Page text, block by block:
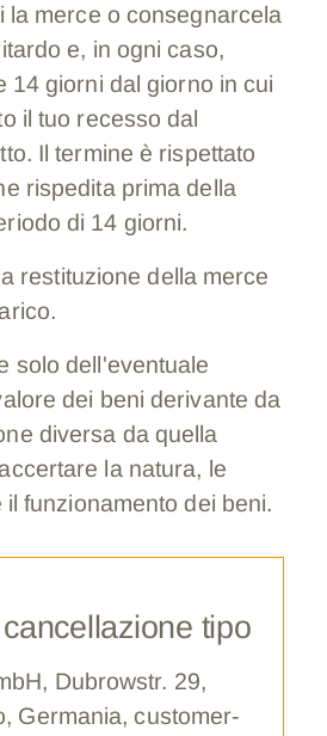
la merce o consegnarcela
e, in ogni caso,
14 giorni dal giorno in cui
il tuo recesso dal
Il termine è rispettato
rispedita prima della
di 14 giorni.
restituzione della merce
solo dell'eventuale
dei beni derivante da
diversa da quella
la natura, le
funzionamento dei beni.
tipo
Dubrowstr. 29,
Germania, customer-